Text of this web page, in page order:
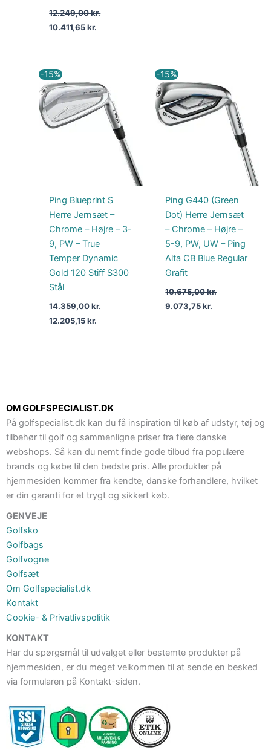
12.249,00kr.
10.411,65kr.
-15%
Ping Blueprint S
Herre Jernsæt –
Chrome – Højre – 3-
9, PW – True
Temper Dynamic
Gold 120 Stiff S300
Stål
14.359,00kr.
Den
oprindelige
pris
var:
14.359,00 kr..
12.205,15kr.
aktuelle
pris
er:
12.205,15 kr..
-15%
Ping G440 (Green
Dot) Herre Jernsæt
– Chrome – Højre –
5-9, PW, UW – Ping
Alta CB Blue Regular
Grafit
10.675,00kr.
Den
oprindelige
pris
var:
10.675,00 kr..
9.073,75kr.
pris
er:
9.073,75 kr..
OM GOLFSPECIALIST.DK
På golfspecialist.dk kan du få inspiration til køb af udstyr, tøj og
tilbehør til golf og sammenligne priser fra flere danske
webshops. Så kan du nemt finde gode tilbud fra populære
brands og købe til den bedste pris. Alle produkter på
hjemmesiden kommer fra kendte, danske forhandlere, hvilket
er din garanti for et trygt og sikkert køb.
GENVEJE
Golfsko
Golfbags
Golfvogne
Golfsæt
Om Golfspecialist.dk
Kontakt
Cookie- & Privatlivspolitik
KONTAKT
Har du spørgsmål til udvalget eller bestemte produkter på
hjemmesiden, er du meget velkommen til at sende en besked
via formularen på Kontakt-siden.